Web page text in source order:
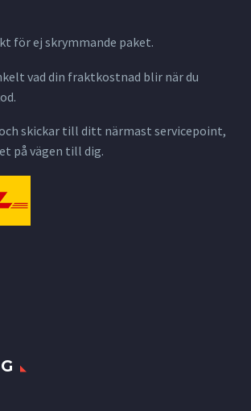
för ej skrymmande paket.
vad din fraktkostnad blir när du
och skickar till ditt närmast servicepoint,
på vägen till dig.